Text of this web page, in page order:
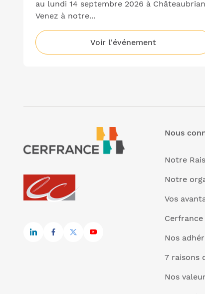
au lundi 14 septembre 2026 à
Venez à notre...
Voir l'événement
Nous
Notre
Notre
Vos
Nos
7 raisons
Nos